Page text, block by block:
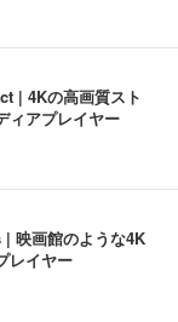
| 4Kの高画質スト
ィアプレイヤー
映画館のような4K
レイヤー